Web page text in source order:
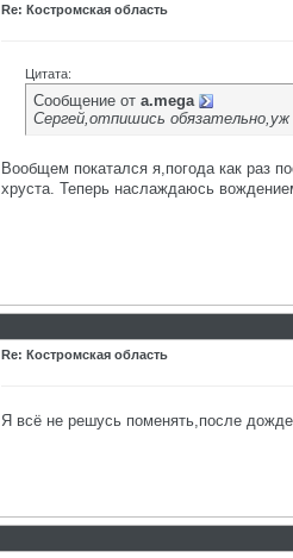
Re: Костромская область
Цитата:
Сообщение от a.mega
Сергей,отпишись обязательно,уж
Вообщем покатался я,погода как раз
хруста. Теперь наслаждаюсь
Re: Костромская область
Я всё не решусь поменять,после